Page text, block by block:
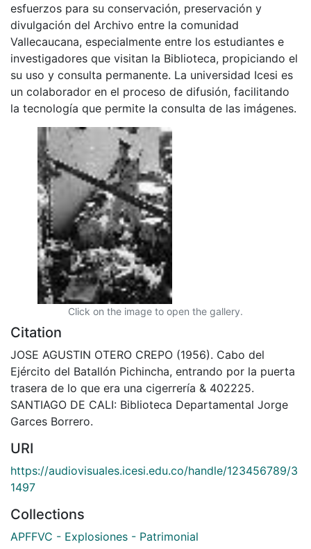
esfuerzos para su conservación, preservación y
divulgación del Archivo entre la comunidad
Vallecaucana, especialmente entre los estudiantes e
investigadores que visitan la Biblioteca, propiciando el
su uso y consulta permanente. La universidad Icesi es
un colaborador en el proceso de difusión, facilitando
la tecnología que permite la consulta de las imágenes.
Click on the image to open the gallery.
Citation
JOSE AGUSTIN OTERO CREPO (1956). Cabo del
Ejército del Batallón Pichincha, entrando por la puerta
trasera de lo que era una cigerrería & 402225.
SANTIAGO DE CALI: Biblioteca Departamental Jorge
Garces Borrero.
URI
https://audiovisuales.icesi.edu.co/handle/123456789/3
1497
Collections
APFFVC - Explosiones - Patrimonial